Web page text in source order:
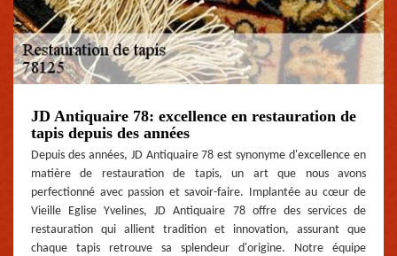
JD Antiquaire 78: excellence en restauration de
tapis depuis des années
Depuis des années, JD Antiquaire 78 est synonyme d'excellence en
matière de restauration de tapis, un art que nous avons
perfectionné avec passion et savoir-faire. Implantée au cœur de
Vieille Eglise Yvelines, JD Antiquaire 78 offre des services de
restauration qui allient tradition et innovation, assurant que
chaque tapis retrouve sa splendeur d'origine. Notre équipe